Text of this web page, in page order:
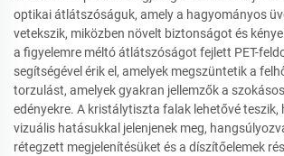
optikai átlátszóságuk, amely a hagyományos
vetekszik, miközben növelt biztonságot és
a figyelemre méltó átlátszóságot fejlett PET-
segítségével érik el, amelyek megszüntetik a
torzulást, amelyek gyakran jellemzők a
edényekre. A kristálytiszta falak lehetővé teszik,
vizuális hatásukkal jelenjenek meg,
rétegzett megjelenítésüket és a díszítőelemek